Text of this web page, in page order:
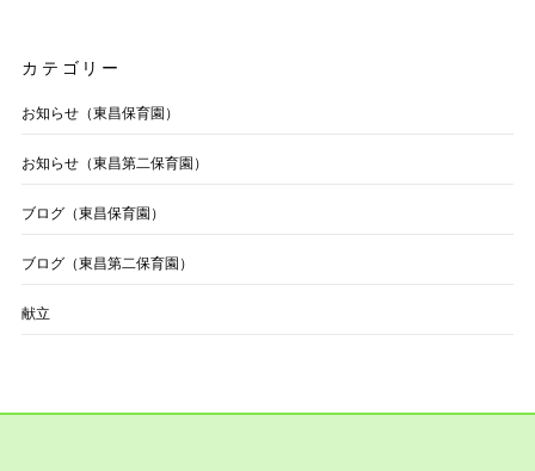
カテゴリー
お知らせ（東昌保育園）
お知らせ（東昌第二保育園）
ブログ（東昌保育園）
ブログ（東昌第二保育園）
献立